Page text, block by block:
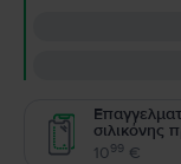
σιλικόνης
1099 €